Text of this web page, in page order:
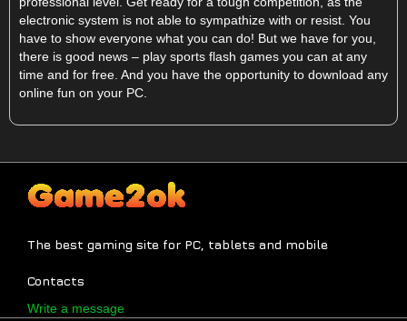
electronic system is not able to sympathize with or resist. You
have to show everyone what you can do! But we have for you,
there is good news – play sports flash games you can at any
time and for free. And you have the opportunity to download any
online fun on your PC.
The best gaming site for PC, tablets and mobile
Contacts
Write a message